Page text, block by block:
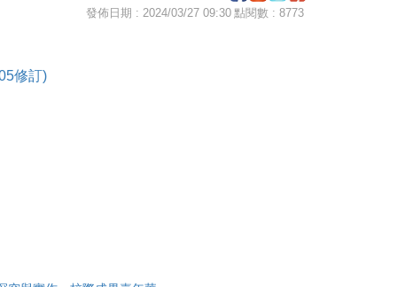
發佈日期 : 2024/03/27 09:30 點閱數 : 8773
修訂)